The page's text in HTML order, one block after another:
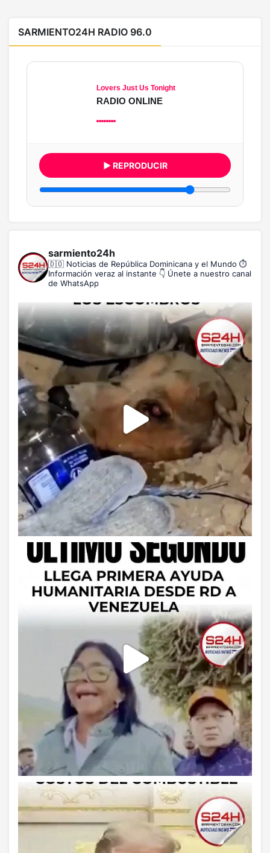
SARMIENTO24H RADIO 96.0
Lovers Just Us Tonight
RADIO ONLINE
▶ REPRODUCIR
sarmiento24h
🇩🇴 Noticias de República Dominicana y el Mundo ⏱️
Información veraz al instante 👇 Únete a nuestro canal
de WhatsApp